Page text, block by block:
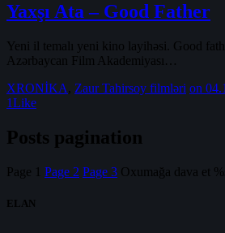
Yaxşı Ata – Good Father
Yeni il temalı yeni kino layihəsi. Good
Azərbaycan Film Akademiyası…
XRONİKA, Zaur Tahirsoy filmləri on
1Like
Posts pagination
Page 1 Page 2 Page 3 Oxumağa dava et
ELAN